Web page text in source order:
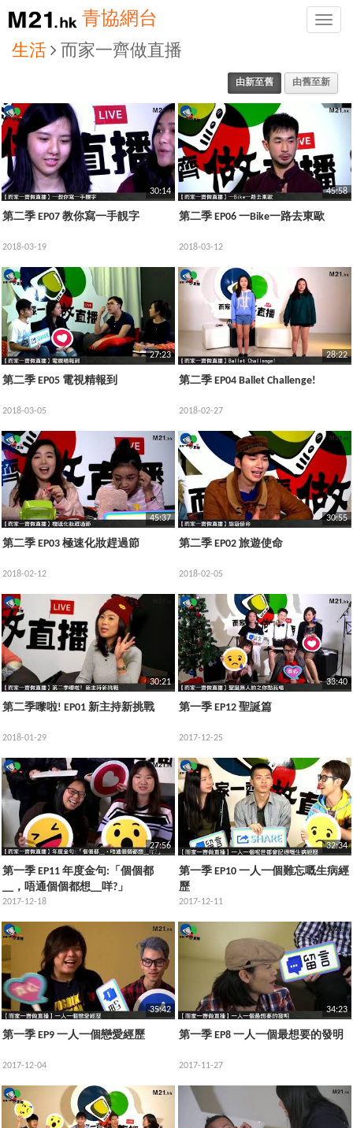
Toggle
青協網台
生活 而家一齊做直播
由新至舊 由舊至新
30:14
第二季 EP07 教你寫一手靚字
2018-03-19
45:58
第二季 EP06 一Bike一路去東歐
2018-03-12
27:23
第二季 EP05 電視精報到
2018-03-05
28:22
第二季 EP04 Ballet Challenge!
2018-02-27
45:37
第二季 EP03 極速化妝趕過節
2018-02-12
30:55
第二季 EP02 旅遊使命
2018-02-05
30:21
第二季嚟啦! EP01 新主持新挑戰
2018-01-29
33:40
第一季 EP12 聖誕篇
2017-12-25
27:56
第一季 EP11 年度金句:「個個都
__，唔通個個都想__咩?」
2017-12-18
32:34
第一季 EP10 一人一個難忘嘅生病經
歷
2017-12-11
35:42
第一季 EP9 一人一個戀愛經歷
2017-12-04
34:23
第一季 EP8 一人一個最想要的發明
2017-11-27